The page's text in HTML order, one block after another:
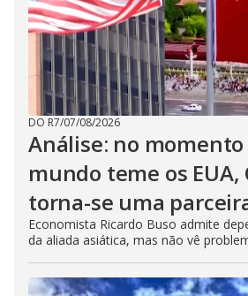
DO R7/07/08/2026
Análise: no
mundo teme os EUA,
torna-se uma
Economista Ricardo Buso admite
da aliada asiática, mas não vê